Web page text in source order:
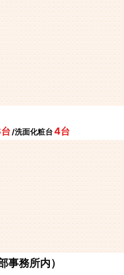
/洗面化粧台 4台
事務所内）